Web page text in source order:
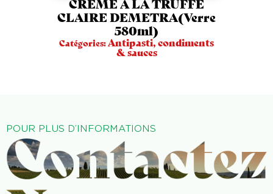
CLAIRE DEMETRA(Verre
580ml)
Catégories:Antipasti, condiments
& sauces
POUR PLUS D’INFORMATIONS